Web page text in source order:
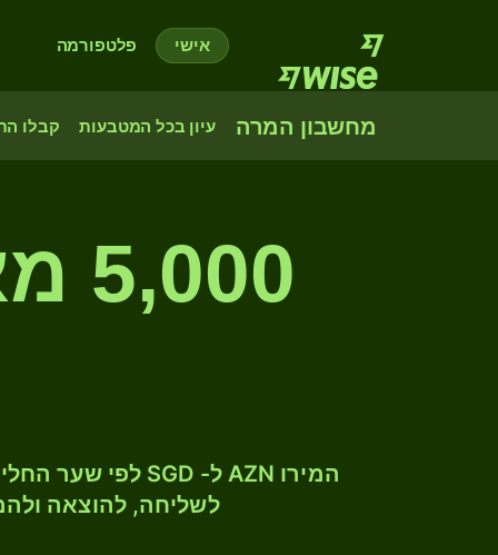
אישי פלטפורמה
מחשבון המרה עיון בכל המטבעות קבלו
לשליחה, להוצאה